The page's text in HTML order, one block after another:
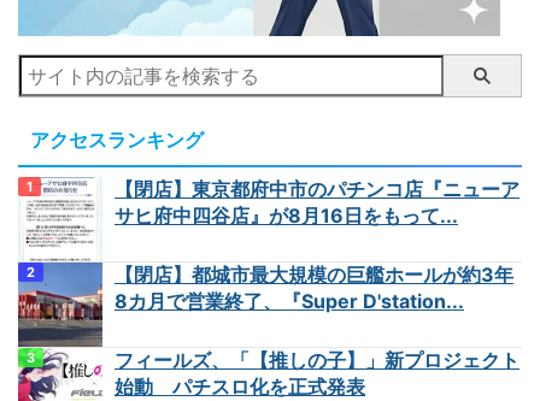
アクセスランキング
【閉店】東京都府中市のパチンコ店『ニューア
サヒ府中四谷店』が8月16日をもって...
【閉店】都城市最大規模の巨艦ホールが約3年
8カ月で営業終了、『Super D'station...
フィールズ、「【推しの子】」新プロジェクト
始動 パチスロ化を正式発表